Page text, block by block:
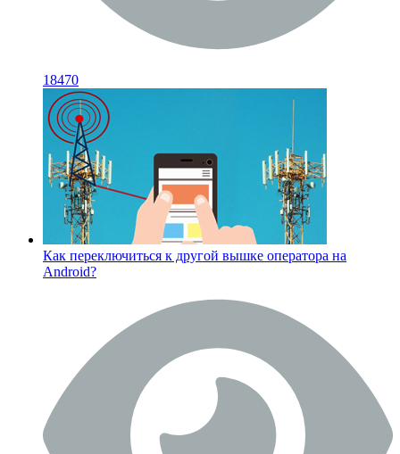
18470
Как переключиться к другой вышке оператора на
Android?